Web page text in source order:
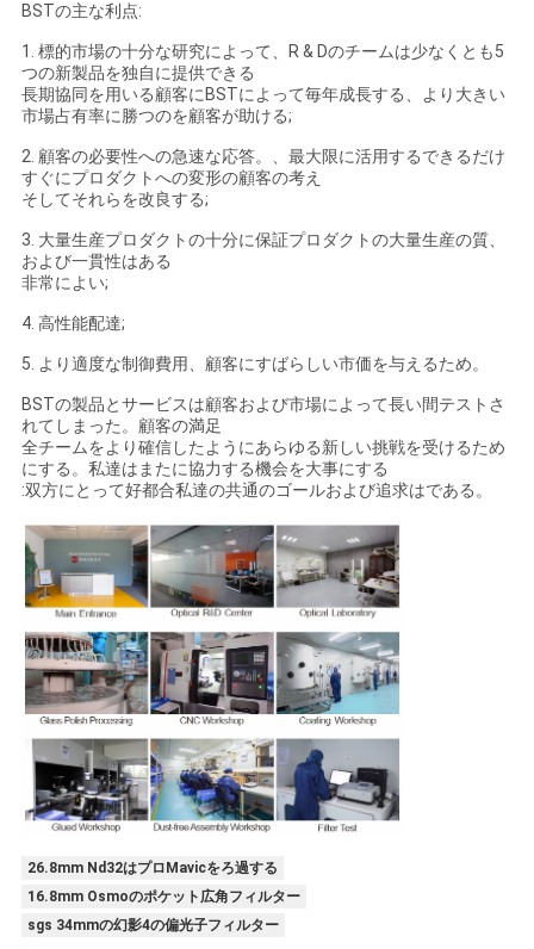
BSTの主な利点:
1. 標的市場の十分な研究によって、R & Dのチームは少なくとも5
つの新製品を独自に提供できる
長期協同を用いる顧客にBSTによって毎年成長する、より大きい
市場占有率に勝つのを顧客が助ける;
2. 顧客の必要性への急速な応答。、最大限に活用するできるだけ
すぐにプロダクトへの変形の顧客の考え
そしてそれらを改良する;
3. 大量生産プロダクトの十分に保証プロダクトの大量生産の質、
および一貫性はある
非常によい;
4. 高性能配達;
5. より適度な制御費用、顧客にすばらしい市価を与えるため。
BSTの製品とサービスは顧客および市場によって長い間テストさ
れてしまった。顧客の満足
全チームをより確信したようにあらゆる新しい挑戦を受けるため
にする。私達はまたに協力する機会を大事にする
:双方にとって好都合私達の共通のゴールおよび追求はである。
26.8mm Nd32はプロMavicをろ過する
16.8mm Osmoのポケット広角フィルター
sgs 34mmの幻影4の偏光子フィルター